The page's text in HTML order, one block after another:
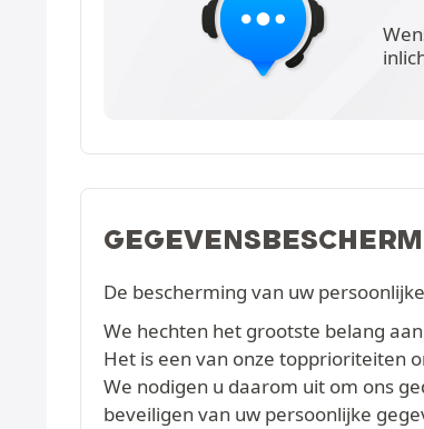
De bescherming van uw
We hechten het grootste belang
Het is een van onze topprioriteiten
We nodigen u daarom uit om ons
beveiligen van uw persoonlijke